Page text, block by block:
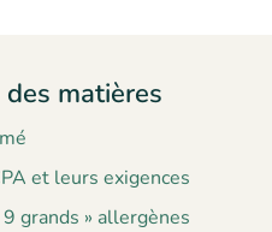
des matières
et leurs exigences
9 grands » allergènes